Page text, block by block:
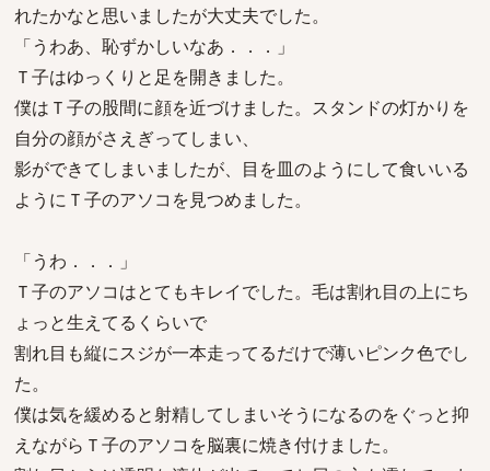
れたかなと思いましたが大丈夫でした。
「うわあ、恥ずかしいなあ．．．」
Ｔ子はゆっくりと足を開きました。
僕はＴ子の股間に顔を近づけました。スタンドの灯かりを
自分の顔がさえぎってしまい、
影ができてしまいましたが、目を皿のようにして食いいる
ようにＴ子のアソコを見つめました。
「うわ．．．」
Ｔ子のアソコはとてもキレイでした。毛は割れ目の上にち
ょっと生えてるくらいで
割れ目も縦にスジが一本走ってるだけで薄いピンク色でし
た。
僕は気を緩めると射精してしまいそうになるのをぐっと抑
えながらＴ子のアソコを脳裏に焼き付けました。